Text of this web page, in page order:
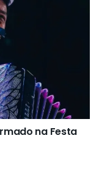
na Festa